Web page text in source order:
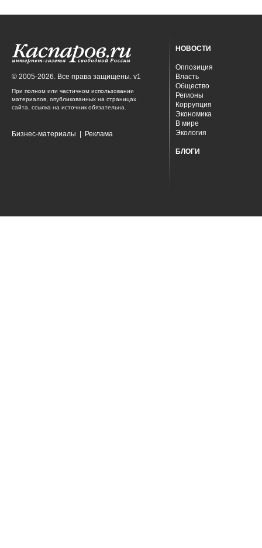
© 2005-2026. Все права защищены. v1
При полном или частичном использовании
материалов, опубликованных на страницах
сайта, ссылка на источник обязательна.
Бизнес-материалы Реклама
НОВОСТИ
Оппозиция
Власть
Общество
Регионы
Коррупция
Экономика
В мире
Экология
БЛОГИ